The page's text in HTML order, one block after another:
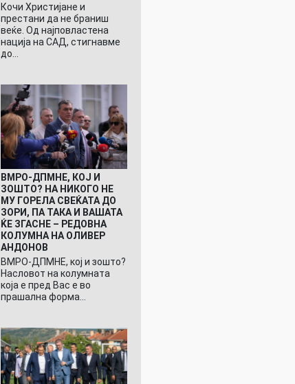
Кочи Христијане и
престани да не браниш
веќе. Од најповластена
нација на САД, стигнавме
до…
ВМРО-ДПМНЕ, КОЈ И
ЗОШТО? НА НИКОГО НЕ
МУ ГОРЕЛА СВЕЌАТА ДО
ЗОРИ, ПА ТАКА И ВАШАТА
ЌЕ ЗГАСНЕ – РЕДОВНА
КОЛУМНА НА ОЛИВЕР
АНДОНОВ
ВМРО-ДПМНЕ, кој и зошто?
Насловот на колумната
која е пред Вас е во
прашална форма…